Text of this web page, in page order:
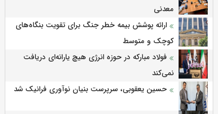
معدنی
ارائه پوشش بیمه خطر جنگ برای تقویت بنگاه‌های
کوچک و متوسط
فولاد مبارکه در حوزه انرژی هیچ یارانه‌ای دریافت
نمی‌کند
حسین یعقوبی، سرپرست بنیان نوآوری فرانیک شد